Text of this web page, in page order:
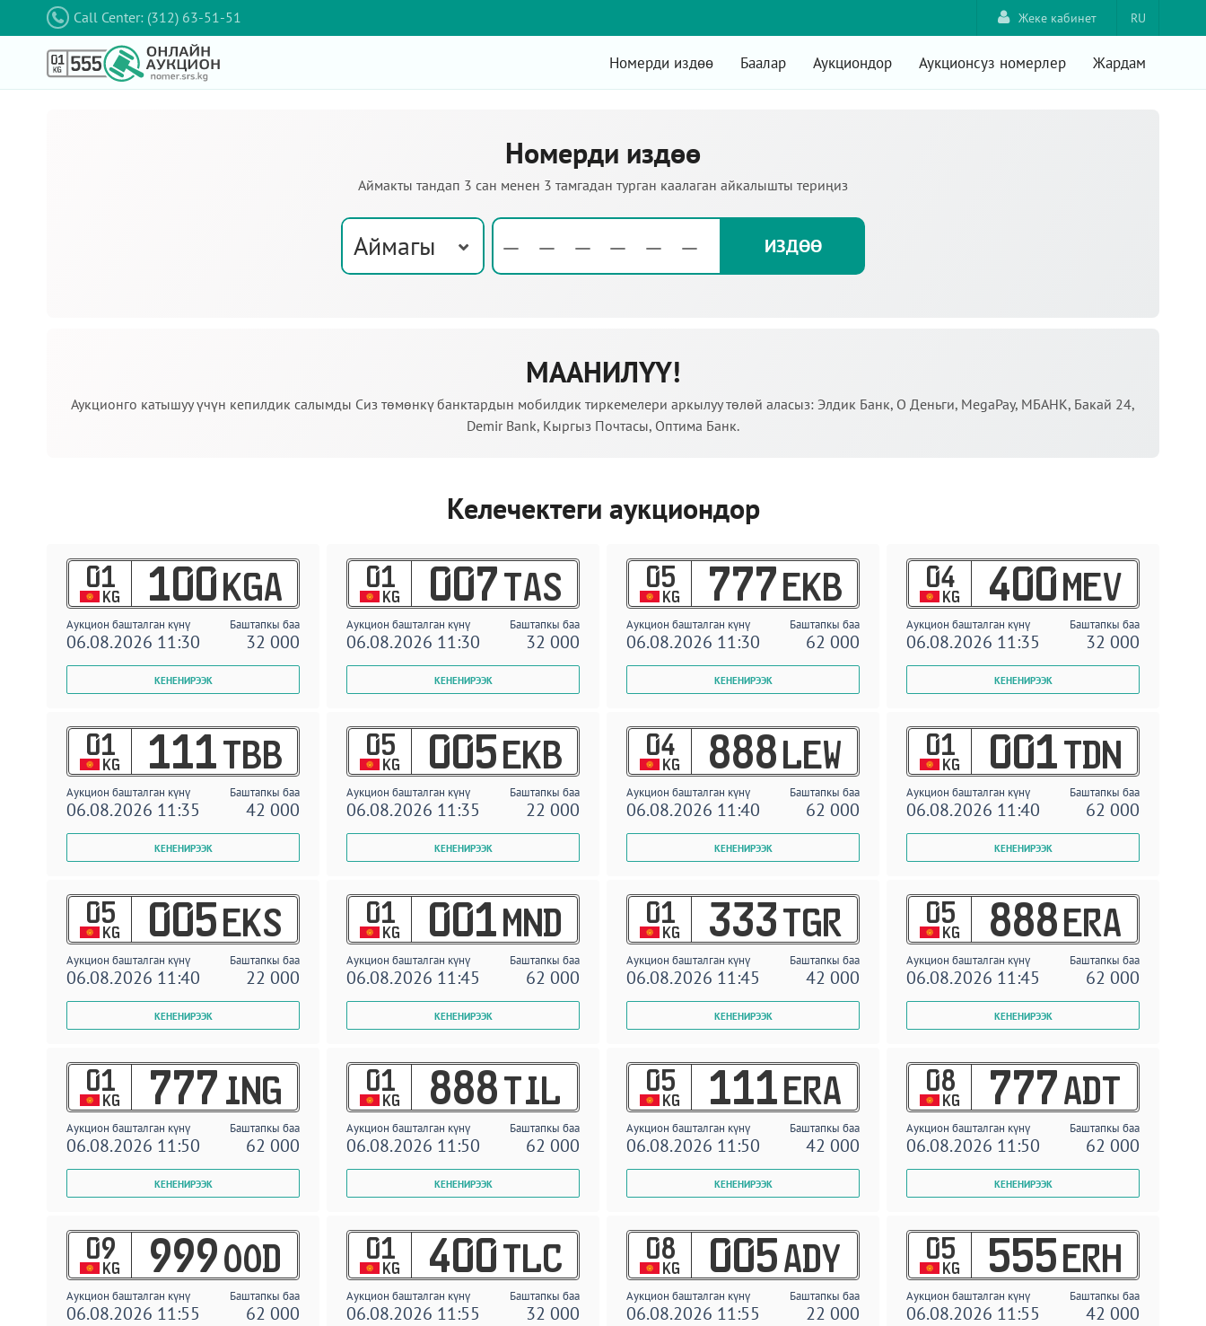
Call Center: (312) 63-51-51 RU
Жеке кабинет
Номерди издөө Баалар Аукциондор Аукционсуз номерлер Жардам
Номерди издөө
Аймакты тандап 3 сан менен 3 тамгадан турган каалаган айкалышты териңиз
Аймагы
МААНИЛҮҮ!
Аукционго катышуу үчүн кепилдик салымды Сиз төмөнкү банктардын мобилдик тиркемелери аркылуу төлөй аласыз: Элдик Банк, О Деньги, MegaPay, МБАНК, Бакай 24,
Demir Bank, Кыргыз Почтасы, Оптима Банк.
Келечектеги аукциондор
01
KG 100 KGA
Аукцион башталган күнү Баштапкы баа
06.08.2026 11:30 32 000
01
KG 007 TAS
Аукцион башталган күнү Баштапкы баа
06.08.2026 11:30 32 000
05
KG 777 EKB
Аукцион башталган күнү Баштапкы баа
06.08.2026 11:30 62 000
04
KG 400 MEV
Аукцион башталган күнү Баштапкы баа
06.08.2026 11:35 32 000
01
KG 111 TBB
Аукцион башталган күнү Баштапкы баа
06.08.2026 11:35 42 000
05
KG 005 EKB
Аукцион башталган күнү Баштапкы баа
06.08.2026 11:35 22 000
04
KG 888 LEW
Аукцион башталган күнү Баштапкы баа
06.08.2026 11:40 62 000
01
KG 001 TDN
Аукцион башталган күнү Баштапкы баа
06.08.2026 11:40 62 000
05
KG 005 EKS
Аукцион башталган күнү Баштапкы баа
06.08.2026 11:40 22 000
01
KG 001 MND
Аукцион башталган күнү Баштапкы баа
06.08.2026 11:45 62 000
01
KG 333 TGR
Аукцион башталган күнү Баштапкы баа
06.08.2026 11:45 42 000
05
KG 888 ERA
Аукцион башталган күнү Баштапкы баа
06.08.2026 11:45 62 000
01
KG 777 ING
Аукцион башталган күнү Баштапкы баа
06.08.2026 11:50 62 000
01
KG 888 TIL
Аукцион башталган күнү Баштапкы баа
06.08.2026 11:50 62 000
05
KG 111 ERA
Аукцион башталган күнү Баштапкы баа
06.08.2026 11:50 42 000
08
KG 777 ADT
Аукцион башталган күнү Баштапкы баа
06.08.2026 11:50 62 000
09
KG 999 OOD
Аукцион башталган күнү Баштапкы баа
06.08.2026 11:55 62 000
01
KG 400 TLC
Аукцион башталган күнү Баштапкы баа
06.08.2026 11:55 32 000
08
KG 005 ADY
Аукцион башталган күнү Баштапкы баа
06.08.2026 11:55 22 000
05
KG 555 ERH
Аукцион башталган күнү Баштапкы баа
06.08.2026 11:55 42 000